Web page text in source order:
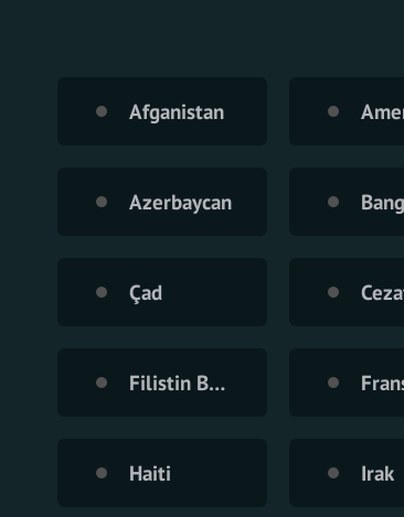
Afganistan
Azerbaycan
Çad
Filistin Bölgesi
Haiti Irak